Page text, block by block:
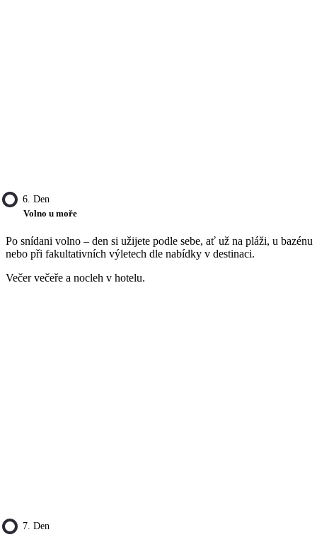
6. Den
Volno u moře
Po snídani volno – den si užijete podle sebe, ať už na pláži, u bazénu
nebo při fakultativních výletech dle nabídky v destinaci.
Večer večeře a nocleh v hotelu.
7. Den